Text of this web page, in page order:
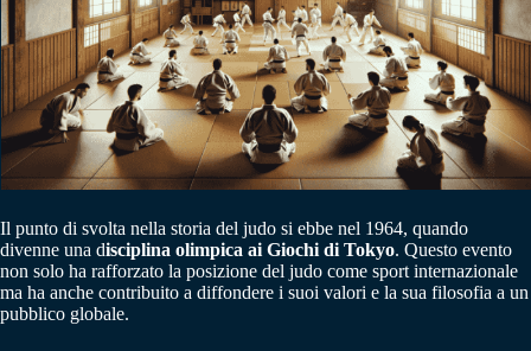
Il punto di svolta nella storia del judo si ebbe nel 1964, quando
divenne una disciplina olimpica ai Giochi di Tokyo. Questo evento
non solo ha rafforzato la posizione del judo come sport internazionale
ma ha anche contribuito a diffondere i suoi valori e la sua filosofia a un
pubblico globale.